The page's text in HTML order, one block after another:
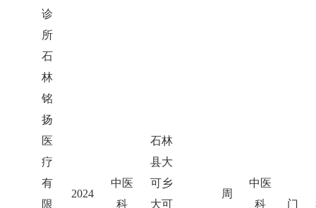
诊
所
石
林
铭
扬
医
疗
有
限
2024
中医
科
石林
县大
可乡
大可
周
中医
科
门